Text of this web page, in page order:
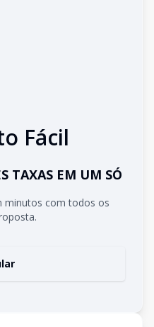
Fácil
TAXAS EM UM SÓ
minutos com todos os